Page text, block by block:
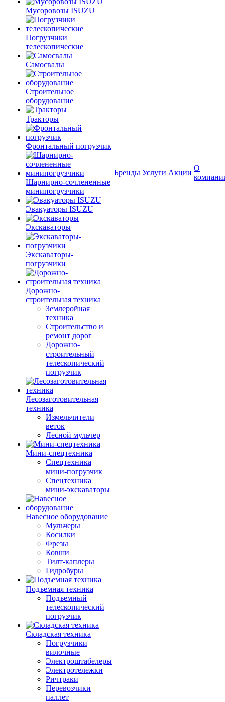
Мусоровозы ISUZU
Погрузчики
телескопические
Самосвалы
Строительное
оборудование
Тракторы
Фронтальный погрузчик
Шарнирно-сочлененные
минипогрузчики
Эвакуаторы ISUZU
Экскаваторы
Экскаваторы-
погрузчики
Дорожно-
строительная техника
Землеройная
техника
Строительство и
ремонт дорог
Дорожно-
строительный
телескопический
погрузчик
Лесозаготовительная
техника
Измельчители
веток
Лесной мульчер
Мини-спецтехника
Спецтехника
мини-погрузчик
Спецтехника
мини-экскаваторы
Навесное оборудование
Мульчеры
Косилки
Фрезы
Ковши
Тилт-каплеры
Гидробуры
Подъемная техника
Подъемный
телескопический
погрузчик
Складская техника
Погрузчики
вилочные
Электроштабелеры
Электротележки
Ричтраки
Перевозчики
паллет
Бренды Услуги Акции
О